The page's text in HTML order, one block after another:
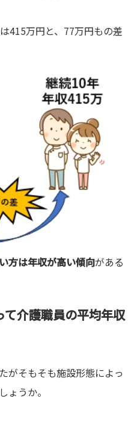
415万円と、77万円もの差
方は年収が高い傾向がある
て介護職員の平均年収
がそもそも施設形態によっ
ょうか。